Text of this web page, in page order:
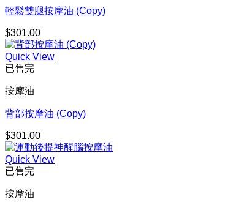
$301.00
輕鬆雙腿按摩油 (Copy)
$301.00
Quick View
已售完
按摩油
背部按摩油 (Copy)
$301.00
Quick View
已售完
按摩油